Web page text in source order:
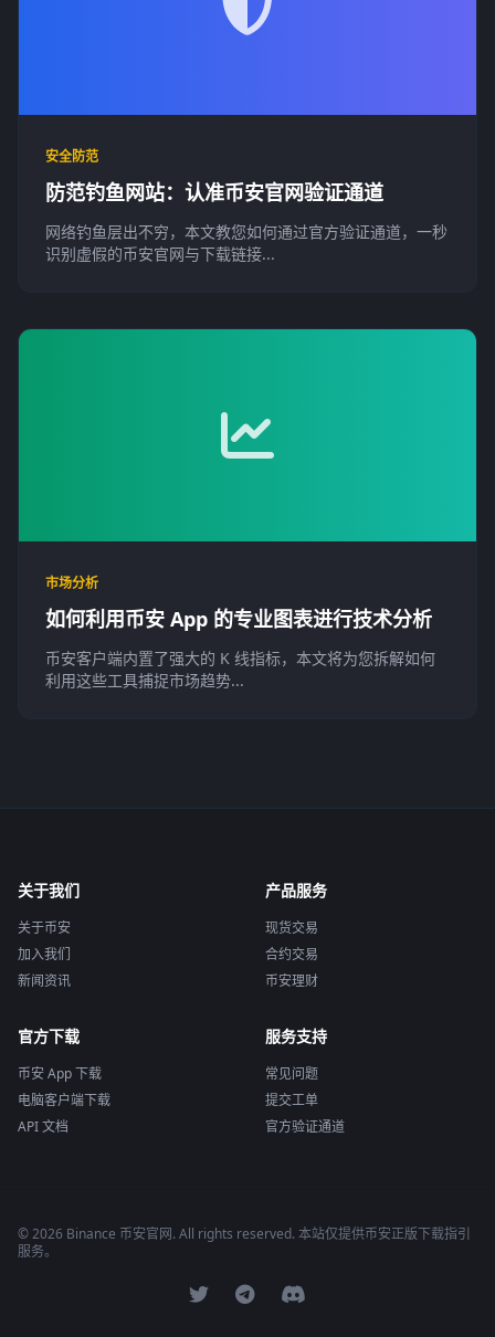
安全防范
防范钓鱼网站：认准币安官网验证通道
网络钓鱼层出不穷，本文教您如何通过官方验证通道，一秒
识别虚假的币安官网与下载链接...
市场分析
如何利用币安 App 的专业图表进行技术分析
币安客户端内置了强大的 K 线指标，本文将为您拆解如何
利用这些工具捕捉市场趋势...
关于我们
关于币安
加入我们
新闻资讯
产品服务
现货交易
合约交易
币安理财
官方下载
币安 App 下载
电脑客户端下载
API 文档
服务支持
常见问题
提交工单
官方验证通道
© 2026 Binance 币安官网. All rights reserved. 本站仅提供币安正版下载指引
服务。